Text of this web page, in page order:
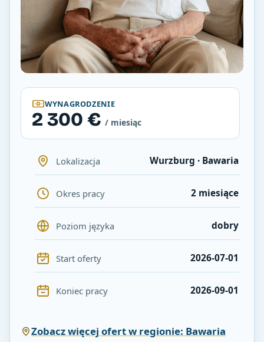
WYNAGRODZENIE
2 300 € / miesiąc
Lokalizacja Wurzburg · Bawaria
Okres pracy 2 miesiące
Poziom języka dobry
Start oferty 2026-07-01
Koniec pracy 2026-09-01
Zobacz więcej ofert w regionie: Bawaria